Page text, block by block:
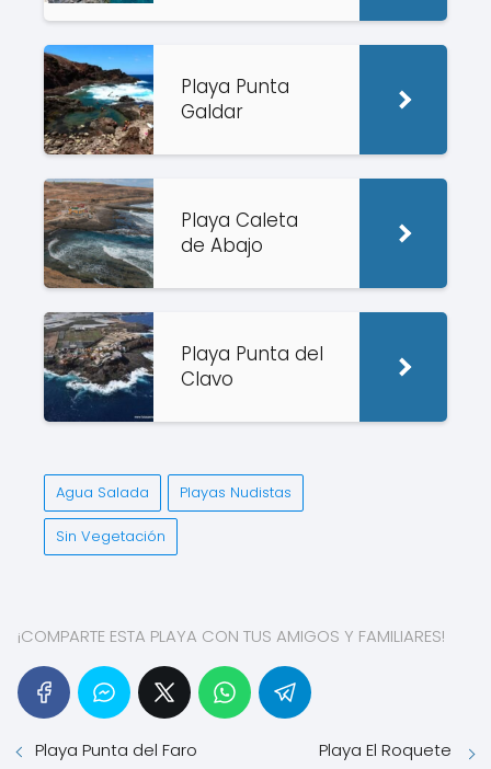
Playa Punta
Galdar
Playa Caleta
de Abajo
Playa Punta del
Clavo
Agua Salada Playas Nudistas
Sin Vegetación
¡COMPARTE ESTA PLAYA CON TUS AMIGOS Y FAMILIARES!
Playa Punta del Faro Playa El Roquete